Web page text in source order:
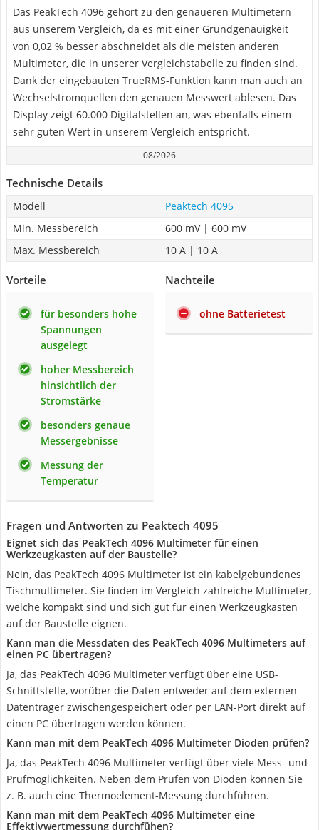
Das PeakTech 4096 gehört zu den genaueren Multimetern
aus unserem Vergleich, da es mit einer Grundgenauigkeit
von 0,02 % besser abschneidet als die meisten anderen
Multimeter, die in unserer Vergleichstabelle zu finden sind.
Dank der eingebauten TrueRMS-Funktion kann man auch an
Wechselstromquellen den genauen Messwert ablesen. Das
Display zeigt 60.000 Digitalstellen an, was ebenfalls einem
sehr guten Wert in unserem Vergleich entspricht.
08/2026
Technische Details
Modell
Peaktech 4095
Min. Messbereich
600 mV | 600 mV
Max. Messbereich
10 A | 10 A
Vorteile
für besonders hohe
Spannungen
ausgelegt
hoher Messbereich
hinsichtlich der
Stromstärke
besonders genaue
Messergebnisse
Messung der
Temperatur
Nachteile
ohne Batterietest
Fragen und Antworten zu Peaktech 4095
Eignet sich das PeakTech 4096 Multimeter für einen
Werkzeugkasten auf der Baustelle?
Nein, das PeakTech 4096 Multimeter ist ein kabelgebundenes
Tischmultimeter. Sie finden im Vergleich zahlreiche Multimeter,
welche kompakt sind und sich gut für einen Werkzeugkasten
auf der Baustelle eignen.
Kann man die Messdaten des PeakTech 4096 Multimeters auf
einen PC übertragen?
Ja, das PeakTech 4096 Multimeter verfügt über eine USB-
Schnittstelle, worüber die Daten entweder auf dem externen
Datenträger zwischengespeichert oder per LAN-Port direkt auf
einen PC übertragen werden können.
Kann man mit dem PeakTech 4096 Multimeter Dioden prüfen?
Ja, das PeakTech 4096 Multimeter verfügt über viele Mess- und
Prüfmöglichkeiten. Neben dem Prüfen von Dioden können Sie
z. B. auch eine Thermoelement-Messung durchführen.
Kann man mit dem PeakTech 4096 Multimeter eine
Effektivwertmessung durchfühen?